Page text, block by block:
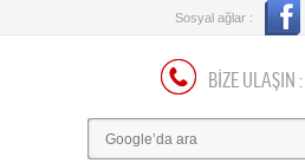
Sosyal ağlar :
BİZE ULAŞIN :